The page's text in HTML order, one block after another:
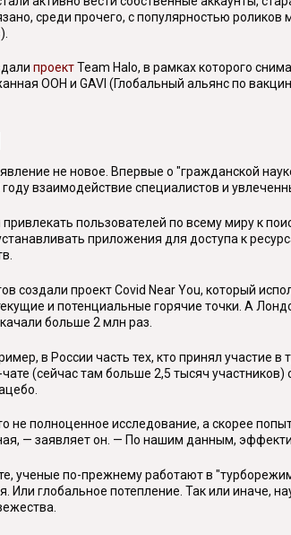
среди прочего, с популярностью
проектTeam Halo, в рамках которого
ООН и GAVI (Глобальный альянс по
не новое. Впервые о "гражданской
взаимодействие специалистов и
пользователей по всему миру к
приложения для доступа к
создали проект Covid Near You, который
и потенциальные горячие точки. А
больше 2 млн раз.
в России часть тех, кто принял участие
(сейчас там больше 2,5 тысяч
не полноценное исследование, а скорее
— заявляет он. — По нашим данным,
ученые по-прежнему работают в
Или глобальное потепление. Так или